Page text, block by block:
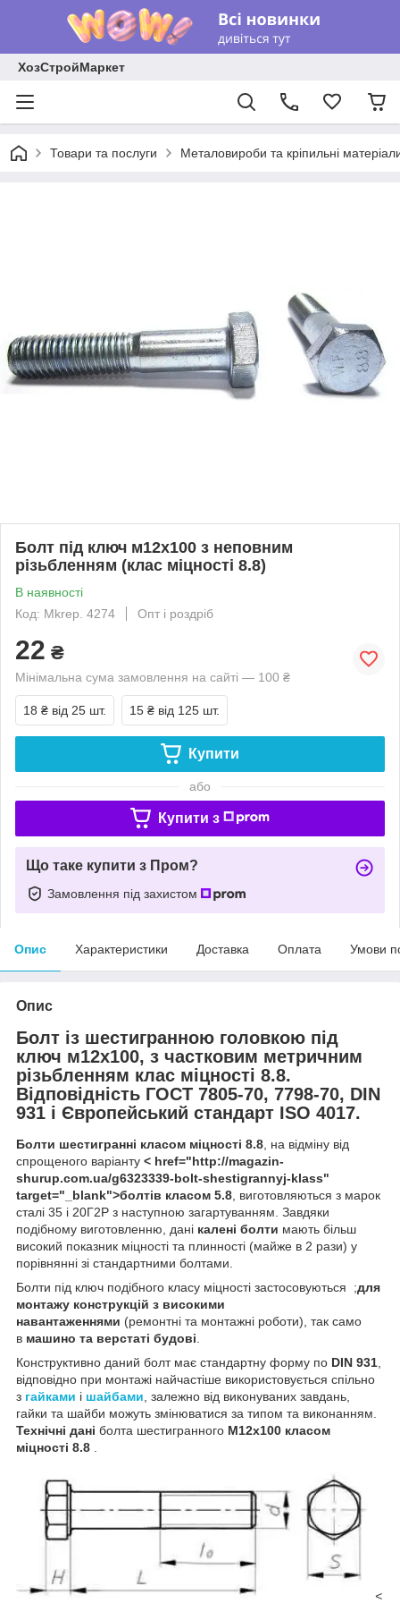
ХозСтройМаркет
Товари та послуги Металовироби та кріпильні
Болт під ключ м12х100 з неповним
різьбленням (клас міцності 8.8)
В наявності
Код: Mkrep. 4274
Опт і роздріб
22 ₴
Мінімальна сума замовлення на сайті — 100 ₴
18 ₴ від 25 шт. 15 ₴ від 125 шт.
Купити
або
Купити з
Що таке купити з Пром?
Замовлення під захистом
Опис Характеристики Доставка Оплата Умови
Опис
Болт із шестигранною головкою під
ключ м12х100, з частковим метричним
різьбленням клас міцності 8.8.
Відповідність ГОСТ 7805-70, 7798-70, DIN
931 і Європейський стандарт ISO 4017.
Болти шестигранні класом міцності 8.8, на відміну від
спрощеного варіанту < href="http://magazin-
shurup.com.ua/g6323339-bolt-shestigrannyj-klass"
target="_blank">болтів класом 5.8, виготовляються з марок
сталі 35 і 20Г2Р з наступною загартуванням. Завдяки
подібному виготовленню, дані калені болти мають більш
високий показник міцності та плинності (майже в 2 рази) у
порівнянні зі стандартними болтами.
Болти під ключ подібного класу міцності застосовуються ;для
монтажу конструкцій з високими
навантаженнями (ремонтні та монтажні роботи), так само
в машино та верстаті будові.
Конструктивно даний болт має стандартну форму по DIN 931,
відповідно при монтажі найчастіше використовується спільно
з гайками і шайбами, залежно від виконуваних завдань,
гайки та шайби можуть змінюватися за типом та виконанням.
Технічні дані болта шестигранного М12х100 класом
міцності 8.8 .
<